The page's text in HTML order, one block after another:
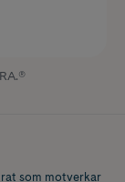
som motverkar